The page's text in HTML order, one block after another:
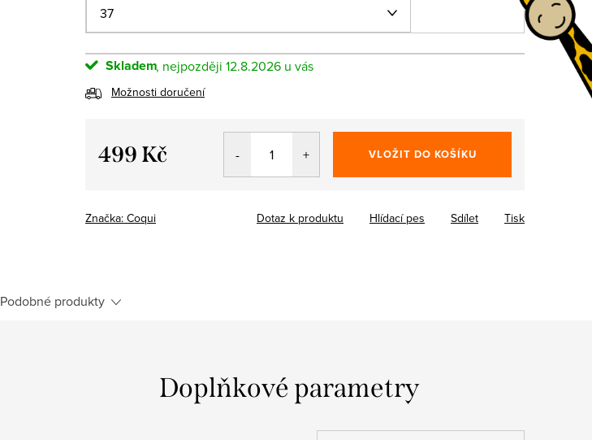
Skladem 12.8.2026
Možnosti doručení
499 Kč VLOŽIT DO KOŠÍKU
Značka: Coqui Tisk
Dotaz k produktu Hlídací pes Sdílet
Podobné produkty
Doplňkové parametry